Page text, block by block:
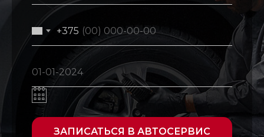
+375
ЗАПИСАТЬСЯ В АВТОСЕРВИС